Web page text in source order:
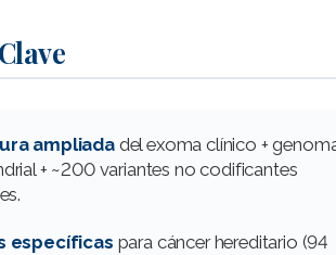
ampliadadel exoma clínico +
+ ~200 variantes no codificantes
específicas para cáncer hereditario (94